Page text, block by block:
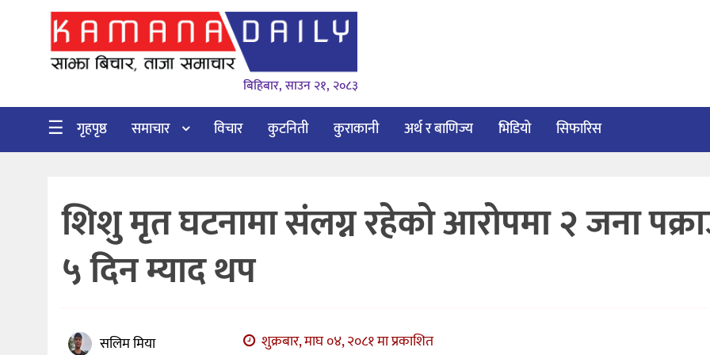
गृहपृष्ठ
विचार
कुटनिती
बाणिज्य
सिफारिस
बिहिबार, साउन २१, २०८३
☰ गृहपृष्ठ समाचार विचार कुटनिती कुराकानी अर्थ र बाणिज्य भिडियो सिफारिस
शिशु मृत घटनामा संलग्न रहेको आरोपमा २ जना
५ दिन म्याद थप
सलिम मिया शुक्रबार, माघ ०४, २०८१ मा प्रकाशित